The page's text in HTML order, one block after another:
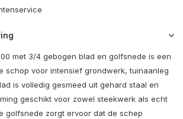
met 3/4 gebogen blad en golfsnede is een
schop voor intensief grondwerk, tuinaanleg
is volledig gesmeed uit gehard staal en
geschikt voor zowel steekwerk als echt
golfsnede zorgt ervoor dat de schep